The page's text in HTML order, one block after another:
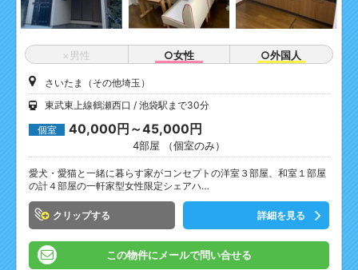
×男性 ○女性 ○外国人
さいたま（その他埼玉）
東武東上線鶴瀬西口
池袋駅まで30分
個室 40,000円～45,000円
4部屋 （個室のみ）
愛犬・愛猫と一緒に暮らす家がコンセプトの洋室３部屋、和室１部屋
の計４部屋の一軒家型女性限定シェアハ…
クリップ 詳細を見る
この物件にメールで問い合せる